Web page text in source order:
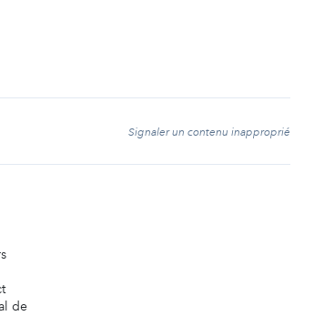
Signaler un contenu inapproprié
de